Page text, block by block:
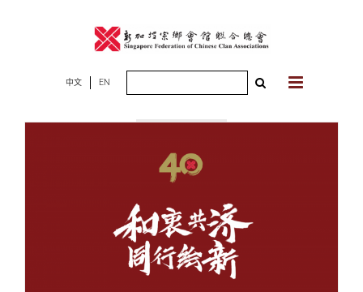
中文 EN
2025年11月09